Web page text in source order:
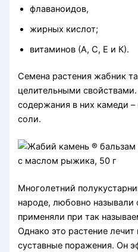
флаваноидов,
жирных кислот;
витаминов (А, С, Е и К).
Семена растения жабник
целительными
содержания в них камеди –
соли.
Многолетний
народе, любовно называли
применяли при так
Однако это растение
суставные поражения. Он